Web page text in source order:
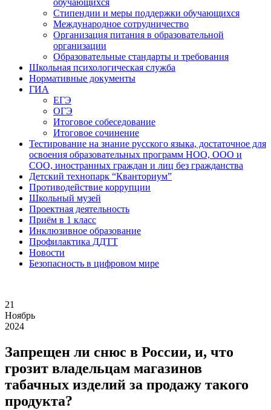
обучающихся
Стипендии и меры поддержки обучающихся
Международное сотрудничество
Организация питания в образовательной
организации
Образовательные стандарты и требования
Школьная психологическая служба
Нормативные документы
ГИА
ЕГЭ
ОГЭ
Итоговое собеседование
Итоговое сочинение
Тестирование на знание русского языка, достаточное для
освоения образовательных программ НОО, ООО и
СОО, иностранных граждан и лиц без гражданства
Детский технопарк “Кванториум”
Противодействие коррупции
Школьный музей
Проектная деятельность
Приём в 1 класс
Инклюзивное образование
Профилактика ДДТТ
Новости
Безопасность в цифровом мире
21
Ноябрь
2024
Запрещен ли снюс в России, и, что
грозит владельцам магазинов
табачных изделий за продажу такого
продукта?